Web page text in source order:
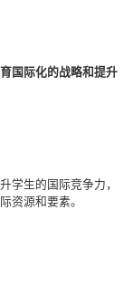
国际化的战略和提升
学生的国际竞争力，
资源和要素。